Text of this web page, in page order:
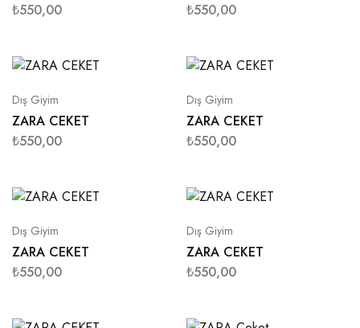
₺550,00
₺550,00
Dış Giyim
ZARA CEKET
₺550,00
Dış Giyim
ZARA CEKET
₺550,00
Dış Giyim
ZARA CEKET
₺550,00
Dış Giyim
ZARA CEKET
₺550,00